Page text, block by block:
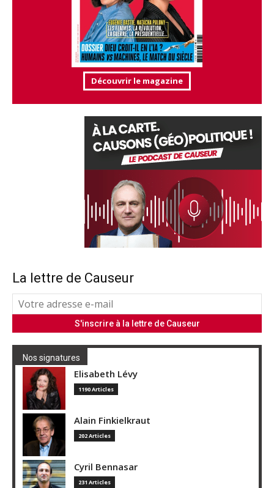
Découvrir le magazine
La lettre de Causeur
Nos signatures
Elisabeth Lévy
1190 Articles
Alain Finkielkraut
202 Articles
Cyril Bennasar
231 Articles